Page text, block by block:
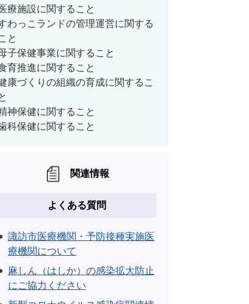
療施設に関すること
わっこランドの管理運営に関する
と
子保健事業に関すること
育推進に関すること
康づくりの組織の育成に関するこ
神保健に関すること
科保健に関すること
関連情報
よくある質問
諏訪市医療機関・予防接種実施医
療機関について
麻しん（はしか）の感染拡大防止
にご協力ください